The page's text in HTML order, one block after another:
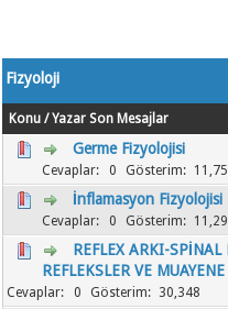
Fizyoloji
Konu /Yazar Son Mesajlar
Germe Fizyolojisi
0
İnflamasyon Fizyolojisi
0
REFLEX ARKI-SPİNAL
REFLEKSLER VE MUAYENE
0 30,348